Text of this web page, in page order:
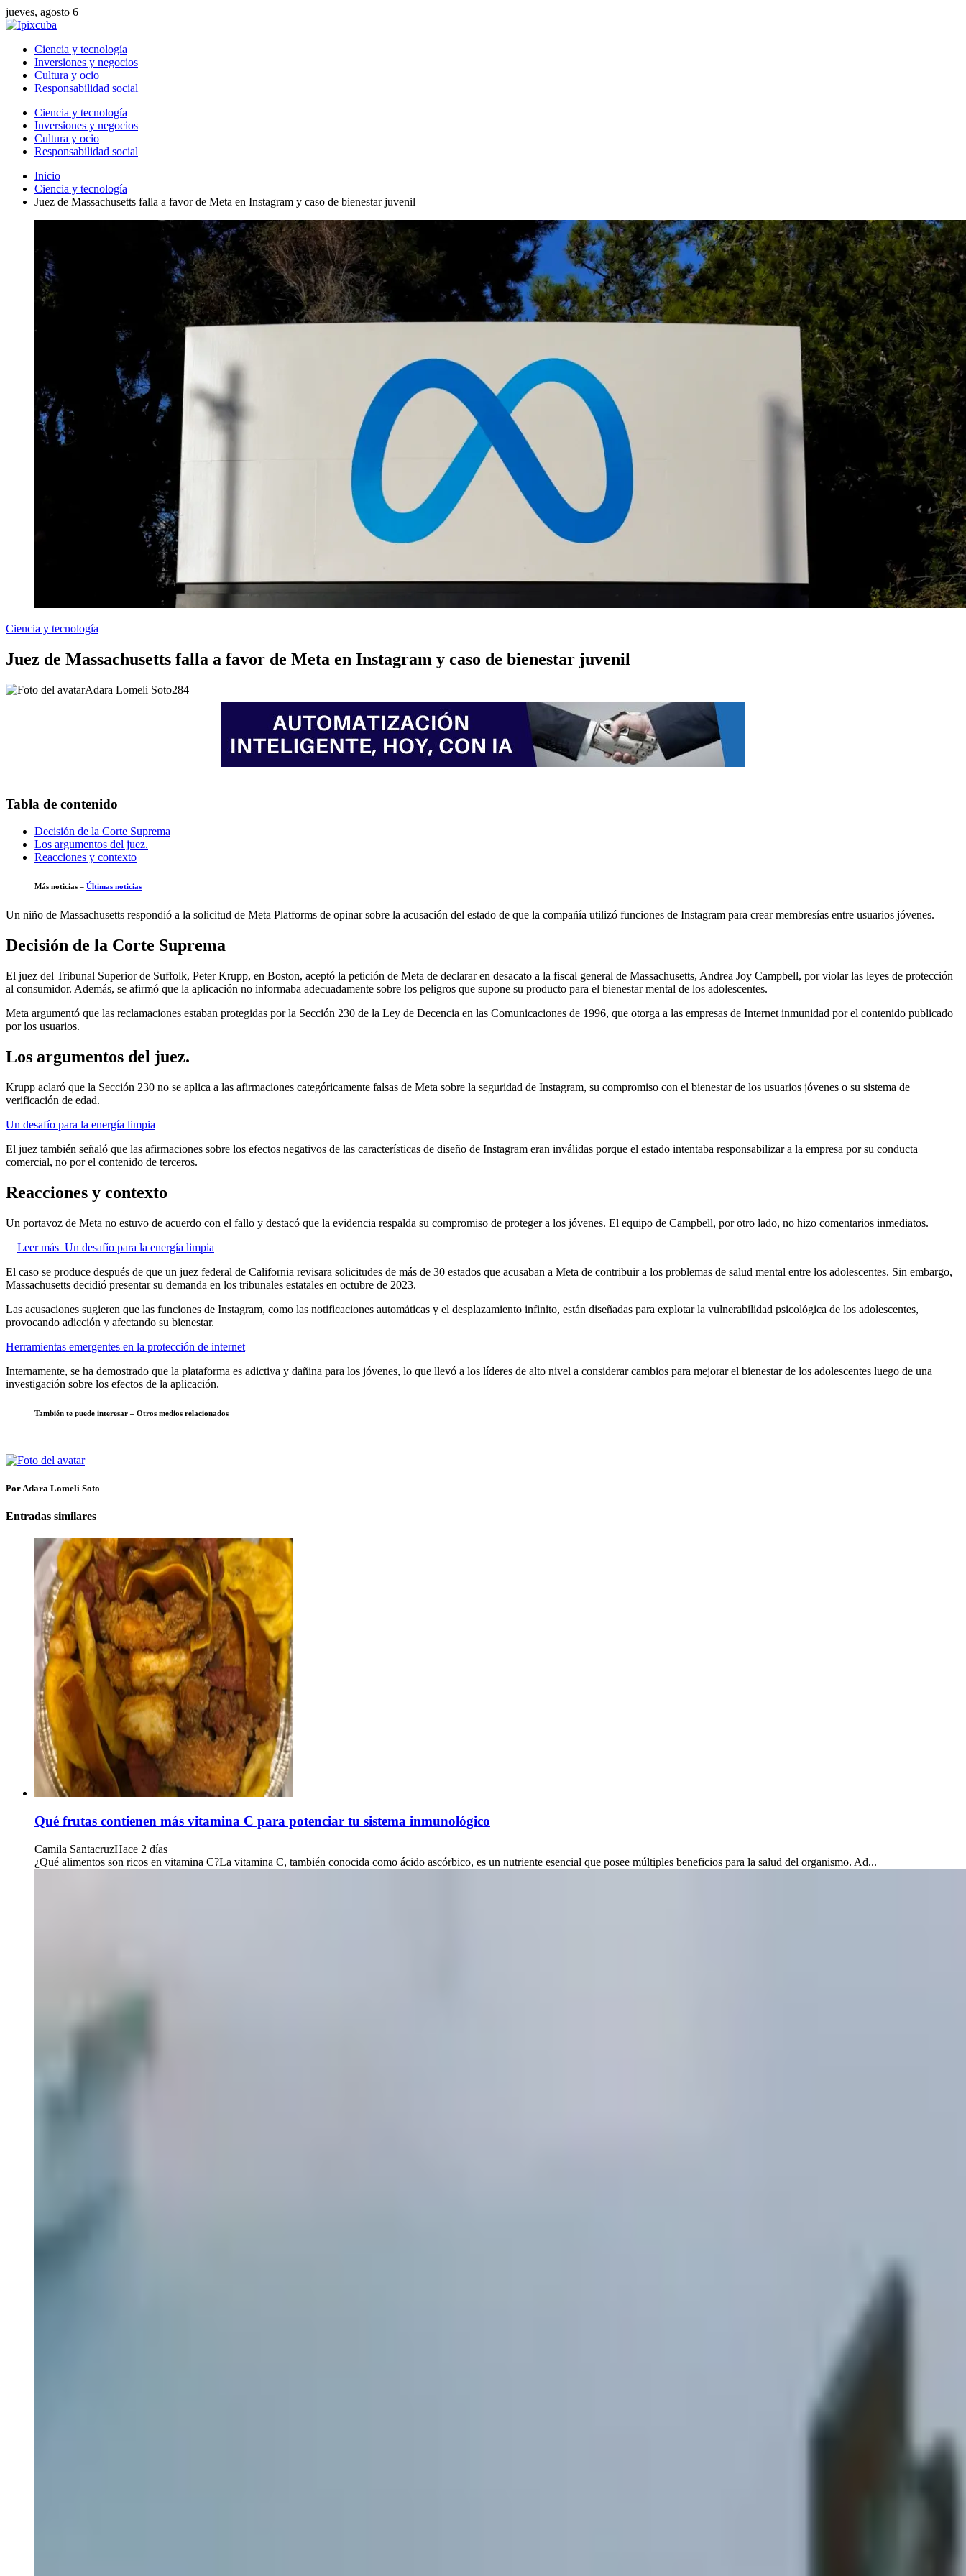
jueves, agosto 6
Ciencia y tecnología
Inversiones y negocios
Cultura y ocio
Responsabilidad social
Ciencia y tecnología
Inversiones y negocios
Cultura y ocio
Responsabilidad social
Inicio
Ciencia y tecnología
Juez de Massachusetts falla a favor de Meta en Instagram y caso de bienestar juvenil
Ciencia y tecnología
Juez de Massachusetts falla a favor de Meta en Instagram y caso de bienestar juvenil
Adara Lomeli Soto284
Tabla de contenido
Decisión de la Corte Suprema
Los argumentos del juez.
Reacciones y contexto
Más noticias – Últimas noticias
Un niño de Massachusetts respondió a la solicitud de Meta Platforms de opinar sobre la acusación del estado de que la compañía utilizó funciones de Instagram para crear membresías entre usuarios jóvenes.
Decisión de la Corte Suprema
El juez del Tribunal Superior de Suffolk, Peter Krupp, en Boston, aceptó la petición de Meta de declarar en desacato a la fiscal general de Massachusetts, Andrea Joy Campbell, por violar las leyes de protección
al consumidor. Además, se afirmó que la aplicación no informaba adecuadamente sobre los peligros que supone su producto para el bienestar mental de los adolescentes.
Meta argumentó que las reclamaciones estaban protegidas por la Sección 230 de la Ley de Decencia en las Comunicaciones de 1996, que otorga a las empresas de Internet inmunidad por el contenido publicado
por los usuarios.
Los argumentos del juez.
Krupp aclaró que la Sección 230 no se aplica a las afirmaciones categóricamente falsas de Meta sobre la seguridad de Instagram, su compromiso con el bienestar de los usuarios jóvenes o su sistema de
verificación de edad.
Un desafío para la energía limpia
El juez también señaló que las afirmaciones sobre los efectos negativos de las características de diseño de Instagram eran inválidas porque el estado intentaba responsabilizar a la empresa por su conducta
comercial, no por el contenido de terceros.
Reacciones y contexto
Un portavoz de Meta no estuvo de acuerdo con el fallo y destacó que la evidencia respalda su compromiso de proteger a los jóvenes. El equipo de Campbell, por otro lado, no hizo comentarios inmediatos.
Leer más Un desafío para la energía limpia
El caso se produce después de que un juez federal de California revisara solicitudes de más de 30 estados que acusaban a Meta de contribuir a los problemas de salud mental entre los adolescentes. Sin embargo,
Massachusetts decidió presentar su demanda en los tribunales estatales en octubre de 2023.
Las acusaciones sugieren que las funciones de Instagram, como las notificaciones automáticas y el desplazamiento infinito, están diseñadas para explotar la vulnerabilidad psicológica de los adolescentes,
provocando adicción y afectando su bienestar.
Herramientas emergentes en la protección de internet
Internamente, se ha demostrado que la plataforma es adictiva y dañina para los jóvenes, lo que llevó a los líderes de alto nivel a considerar cambios para mejorar el bienestar de los adolescentes luego de una
investigación sobre los efectos de la aplicación.
También te puede interesar – Otros medios relacionados
Por Adara Lomeli Soto
Entradas similares
Qué frutas contienen más vitamina C para potenciar tu sistema inmunológico
Camila SantacruzHace 2 días
¿Qué alimentos son ricos en vitamina C?La vitamina C, también conocida como ácido ascórbico, es un nutriente esencial que posee múltiples beneficios para la salud del organismo. Ad...